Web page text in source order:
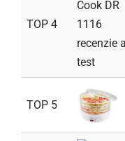
TOP 4
TOP 5